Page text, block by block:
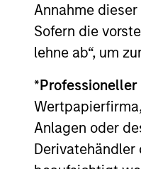
Annahme
Sofern die
lehne ab“, um
*
Anlagen oder
Derivatehändler
PRESS
Clip,